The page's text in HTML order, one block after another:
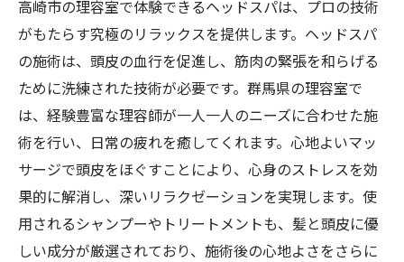
ストレス解消に最適な理容室選び
高崎市で見つける最高のリフレッシュ法
日常の疲れを癒す理容室の魅力
理容室でのヘッドスパのリラクゼーション
効果
自分へのご褒美に最適なヘッドスパ
日常のストレスを解消高崎市で理容室のヘッド
スパを楽しむ
頭皮ケアで心身の健康を守る
高崎市の理容室で体験できるヘッドスパは、プロの技術
がもたらす究極のリラックスを提供します。ヘッドスパ
の施術は、頭皮の血行を促進し、筋肉の緊張を和らげる
ために洗練された技術が必要です。群馬県の理容室で
は、経験豊富な理容師が一人一人のニーズに合わせた施
術を行い、日常の疲れを癒してくれます。心地よいマッ
サージで頭皮をほぐすことにより、心身のストレスを効
果的に解消し、深いリラクゼーションを実現します。使
用されるシャンプーやトリートメントも、髪と頭皮に優
しい成分が厳選されており、施術後の心地よさをさらに